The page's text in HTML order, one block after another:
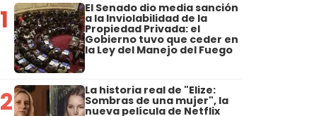
1 El Senado dio media sanción
a la Inviolabilidad de la
Propiedad Privada: el
Gobierno tuvo que ceder en
la Ley del Manejo del Fuego
2 La historia real de "Elize:
Sombras de una mujer", la
nueva película de Netflix